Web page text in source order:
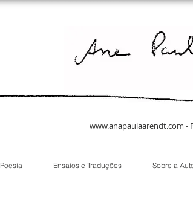
www.anapaulaarendt.com -
Poesia Ensaios e Traduções Sobre a